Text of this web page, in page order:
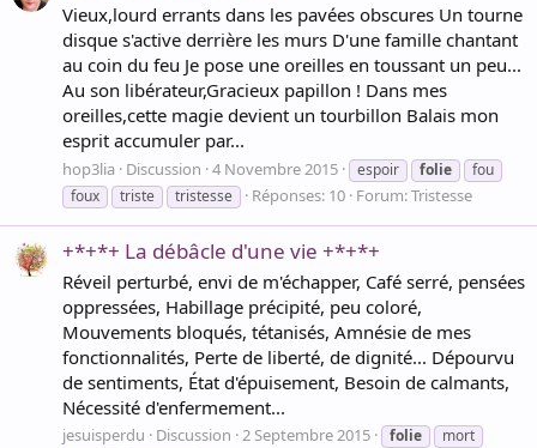
Vieux,lourd errants dans les pavées obscures Un tourne
disque s'active derrière les murs D'une famille chantant
au coin du feu Je pose une oreilles en toussant un peu...
Au son libérateur,Gracieux papillon ! Dans mes
oreilles,cette magie devient un tourbillon Balais mon
esprit accumuler par...
hop3lia Discussion 4 Novembre 2015 espoir folie
fou
foux
triste tristesse Réponses: 10 Forum:Tristesse
+*+*+ La débâcle d'une vie +*+*+
Réveil perturbé, envi de m'échapper, Café serré, pensées
oppressées, Habillage précipité, peu coloré,
Mouvements bloqués, tétanisés, Amnésie de mes
fonctionnalités, Perte de liberté, de dignité... Dépourvu
de sentiments, État d'épuisement, Besoin de calmants,
Nécessité d'enfermement...
jesuisperdu Discussion 2 Septembre 2015 folie
mort